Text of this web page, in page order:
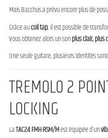
Mais Bacchus a prévu encore plus de
Grâce aucoil tap, il est possible de
Vous obtenez alors un sonplus clair, plus
Une seule guitare, plusieurs identités
TREMOLO 2
LOCKING
LaTAC24 FMH-RSM/Mest équipée d’un